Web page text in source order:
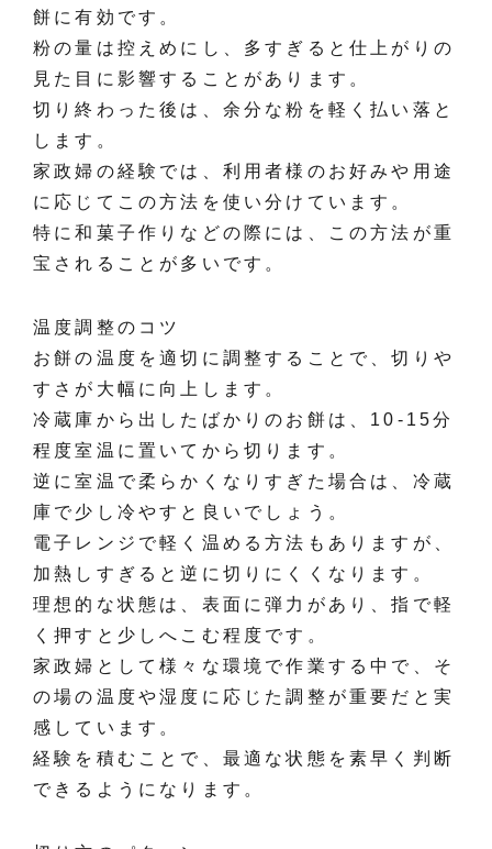
餅に有効です。
粉の量は控えめにし、多すぎると仕上がりの
見た目に影響することがあります。
切り終わった後は、余分な粉を軽く払い落と
します。
家政婦の経験では、利用者様のお好みや用途
に応じてこの方法を使い分けています。
特に和菓子作りなどの際には、この方法が重
宝されることが多いです。
温度調整のコツ
お餅の温度を適切に調整することで、切りや
すさが大幅に向上します。
冷蔵庫から出したばかりのお餅は、10-15分
程度室温に置いてから切ります。
逆に室温で柔らかくなりすぎた場合は、冷蔵
庫で少し冷やすと良いでしょう。
電子レンジで軽く温める方法もありますが、
加熱しすぎると逆に切りにくくなります。
理想的な状態は、表面に弾力があり、指で軽
く押すと少しへこむ程度です。
家政婦として様々な環境で作業する中で、そ
の場の温度や湿度に応じた調整が重要だと実
感しています。
経験を積むことで、最適な状態を素早く判断
できるようになります。